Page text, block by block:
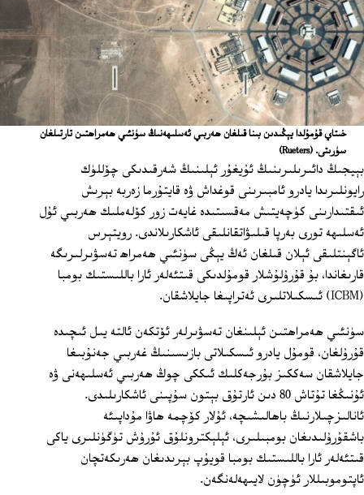
خىتاي قۇمۇلدا يېڭىدىن بىنا قىلغان ھەربىي ئەسلىھەنىڭ سۈنئىي ھەمراھتىن تارتىلغان
سۈرىتى.(Rueters)
بېيجىڭ دائىرىلىرىنىڭ ئۇيغۇر ئېلىنىڭ شەرقىدىكى چۆللۈك
رايونلىرىدا يادرو ئامبىرىنى قوغداش ۋە قايتۇرما زەربە بېرىش
ئىقتىدارىنى كۈچەيتىش مەقسىتىدە غايەت زور كۆلەملىك ھەربىي ئۇل
ئەسلىھە تورى بەرپا قىلىۋاتقانلىقى ئاشكارىلاندى. رويتېرس
ئاگېنتلىقى ئېلان قىلغان ئەڭ يېڭى سۈنئىي ھەمراھ تەسۋىرلىرىگە
قارىغاندا، بۇ قۇرۇلۇشلار قومۇلدىكى قىتئەلەر ئارا باللىستىك بومبا
(ICBM) ئىسكىلاتلىرى ئەتراپىغا جايلاشقان.
سۈنئىي ھەمراھتىن ئېلىنغان تەسۋىرلەر ئۆتكەن ئالتە يىل ئىچىدە
قۇرۇلغان، قومۇل يادرو ئىسكىلاتى بازىسىنىڭ غەربىي جەنۇبىغا
جايلاشقان سەككىز بۇرجەكلىك ئىككى چوڭ ھەربىي ئەسلىھەنى ۋە
ئۇنىڭغا تۇتاش 80 دىن ئارتۇق بېتون سۇپىنى ئاشكارىلىدى.
ئانالىزچىلارنىڭ باھالىشىچە، ئۇلار كۆچمە ھاۋا مۇداپىئە
باشقۇرۇلىدىغان بومبىلىرى، ئېلېكترونلۇق ئۇرۇش تۈگۈنلىرى ياكى
قىتئەلەر ئارا باللىستىك بومبا قويۇپ بېرىدىغان ھەرىكەتچان
ئاپتوموبىللار ئۈچۈن لايىھەلەنگەن.